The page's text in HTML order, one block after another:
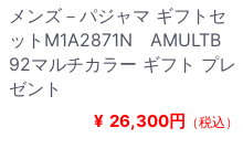
メンズ－パジャマ ギフトセ
ットM1A2871N AMULTB
92マルチカラー ギフト プレ
ゼント
¥ 26,300円 （税込）